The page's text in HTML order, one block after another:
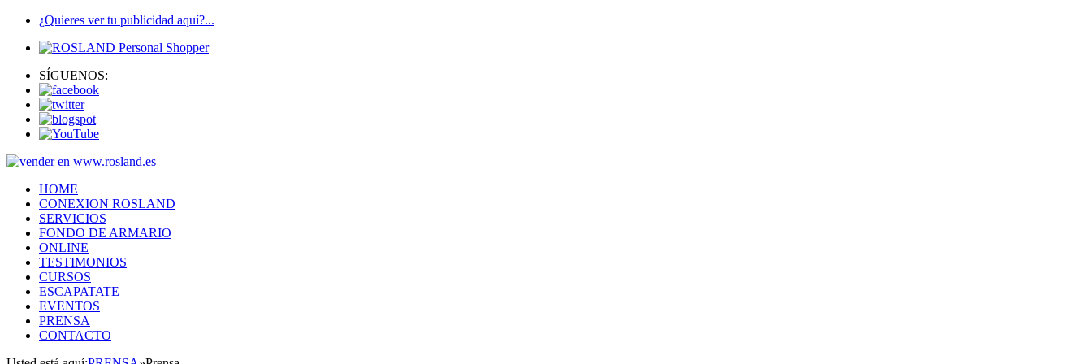
¿Quieres ver tu publicidad aquí?...
SÍGUENOS:
HOME
CONEXION ROSLAND
SERVICIOS
FONDO DE ARMARIO
ONLINE
TESTIMONIOS
CURSOS
ESCAPATATE
EVENTOS
PRENSA
CONTACTO